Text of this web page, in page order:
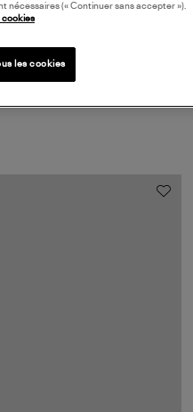
nécessaires (« Continuer sans accepter »).
cookies
les cookies